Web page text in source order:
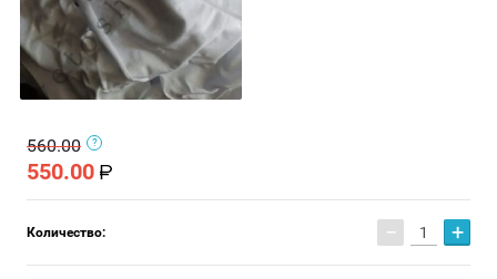
560.00
550.00
Количество: − +